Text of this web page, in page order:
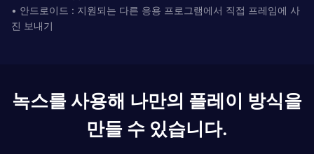
• 안드​​로이드 : 지원되는 다른 응용 프로그램에서 직접 프레임에 사
진 보내기
녹스를 사용해 나만의 플레이 방식을
만들 수 있습니다.